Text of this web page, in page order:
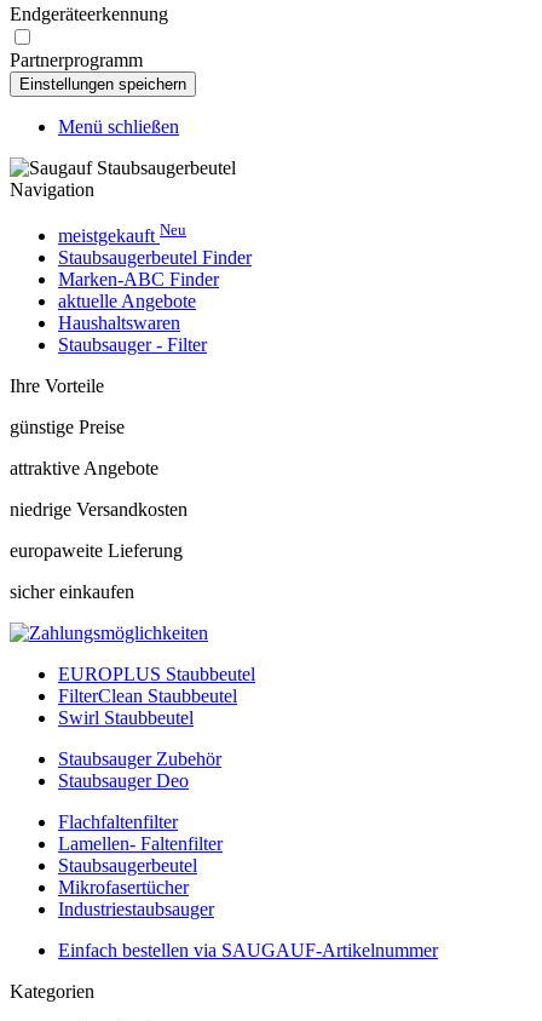
Endgeräteerkennung
Partnerprogramm
Menü schließen
Navigation
meistgekauft Neu
Staubsaugerbeutel Finder
Marken-ABC Finder
aktuelle Angebote
Haushaltswaren
Staubsauger - Filter
Ihre Vorteile
günstige Preise
attraktive Angebote
niedrige Versandkosten
europaweite Lieferung
sicher einkaufen
EUROPLUS Staubbeutel
FilterClean Staubbeutel
Swirl Staubbeutel
Staubsauger Zubehör
Staubsauger Deo
Flachfaltenfilter
Lamellen- Faltenfilter
Staubsaugerbeutel
Mikrofasertücher
Industriestaubsauger
Einfach bestellen via SAUGAUF-Artikelnummer
Kategorien